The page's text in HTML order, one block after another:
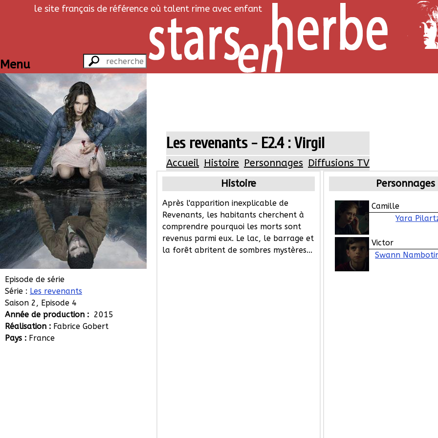
le site français de référence où talent rime avec enfant
Menu
Episode de série
Série : Les revenants
Saison 2, Episode 4
Année de production : 2015
Réalisation : Fabrice Gobert
Pays : France
Les revenants - E2.4 : Virgil
Accueil Histoire Personnages Diffusions TV
Histoire
Après l'apparition inexplicable de
Revenants, les habitants cherchent à
comprendre pourquoi les morts sont
revenus parmi eux. Le lac, le barrage et
la forêt abritent de sombres mystères...
Personnages
Camille
Yara
Victor
Swann